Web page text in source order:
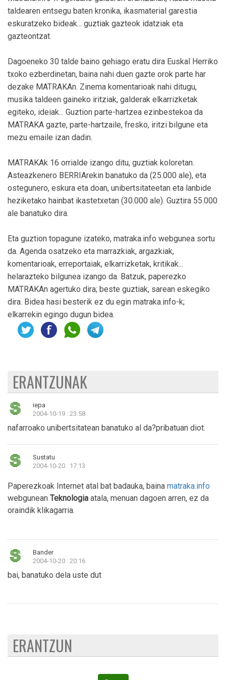
taldearen entsegu baten kronika, ikasmaterial garestia
eskuratzeko bideak... guztiak gazteok idatziak eta
gazteontzat.
Dagoeneko 30 talde baino gehiago eratu dira Euskal Herriko
txoko ezberdinetan, baina nahi duen gazte orok parte har
dezake MATRAKAn. Zinema komentarioak nahi ditugu,
musika taldeen gaineko iritziak, galderak elkarrizketak
egiteko, ideiak... Guztion parte-hartzea ezinbestekoa da
MATRAKA gazte, parte-hartzaile, fresko, iritzi bilgune eta
mezu emaile izan dadin.
MATRAKAk 16 orrialde izango ditu, guztiak koloretan.
Asteazkenero BERRIArekin banatuko da (25.000 ale), eta
ostegunero, eskura eta doan, unibertsitateetan eta lanbide
heziketako hainbat ikastetxetan (30.000 ale). Guztira 55.000
ale banatuko dira.
Eta guztion topagune izateko, matraka.info webgunea sortu
da. Agenda osatzeko eta marrazkiak, argazkiak,
komentarioak, erreportaiak, elkarrizketak, kritikak...
helarazteko bilgunea izango da. Batzuk, paperezko
MATRAKAn agertuko dira; beste guztiak, sarean eskegiko
dira. Bidea hasi besterik ez du egin matraka.info-k;
elkarrekin egingo dugun bidea.
ERANTZUNAK
iepa
2004-10-19 : 23:58
nafarroako unibertsitatean banatuko al da?pribatuan diot.
Sustatu
2004-10-20 : 17:13
Paperezkoak Internet atal bat badauka, baina matraka.info
webgunean Teknologia atala, menuan dagoen arren, ez da
oraindik klikagarria.
Bander
2004-10-20 : 20:16
bai, banatuko dela uste dut
ERANTZUN